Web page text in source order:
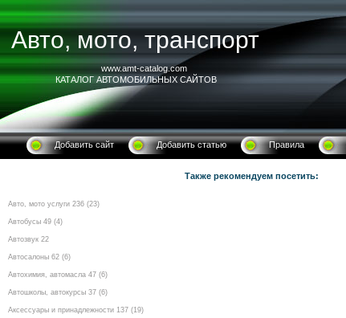
Авто, мото, транспорт
www.amt-catalog.com
КАТАЛОГ АВТОМОБИЛЬНЫХ САЙТОВ
Добавить сайт Добавить статью Правила
Авто, мото услуги 236 (23)
Автобусы 49 (4)
Автозвук 22
Автосалоны 62 (6)
Автохимия, автомасла 47 (6)
Автошколы, автокурсы 37 (6)
Аксессуары и принадлежности 137 (19)
Также рекомендуем посетить: